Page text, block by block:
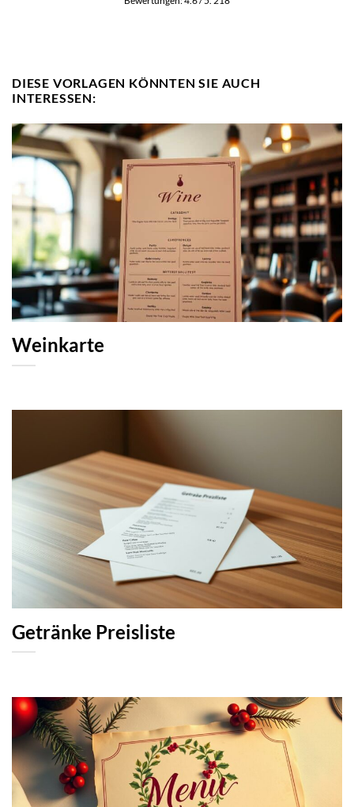
DIESE VORLAGEN KÖNNTEN SIE AUCH
INTERESSEN:
Weinkarte
Getränke Preisliste